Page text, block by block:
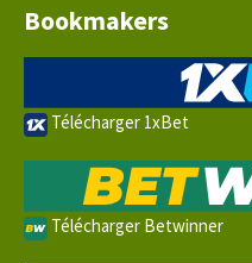
Bookmakers
Télécharger 1xBet
Télécharger Betwinner